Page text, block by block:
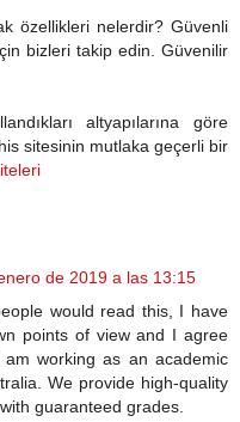
özellikleri nelerdir? Güvenli
bizleri takip edin. Güvenilir
altyapılarına göre
sitesinin mutlaka geçerli bir
de 2019 a las 13:15
would read this, I have
points of view and I agree
working as an academic
We provide high-quality
guaranteed grades.